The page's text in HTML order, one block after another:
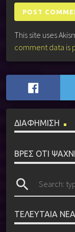
This site uses
comment data is
ΔΙΑΦΗΜΙΣΗ
ΒΡΕΣ ΟΤΙ
search
ΤΕΛΕΥΤΑΙΑ ΝΕΑ